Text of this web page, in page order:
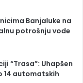
Banjaluke na
potrošnju vode
“Trasa”: Uhapšen
14 automatskih